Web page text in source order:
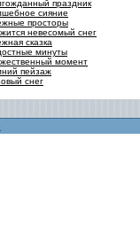
праздник
сияние
просторы
невесомый снег
сказка
минуты
момент
пейзаж
снег